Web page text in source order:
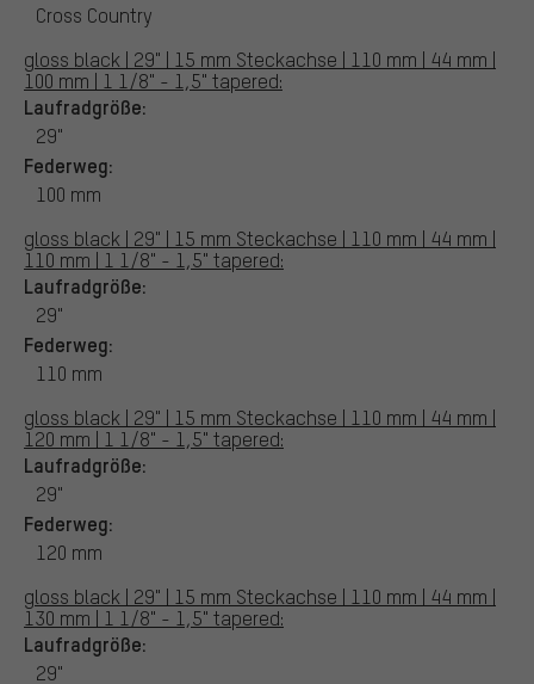
Cross Country
gloss black | 29" | 15 mm Steckachse | 110 mm | 44 mm |
100 mm | 1 1/8" - 1,5" tapered:
Laufradgröße:
29"
Federweg:
100 mm
gloss black | 29" | 15 mm Steckachse | 110 mm | 44 mm |
110 mm | 1 1/8" - 1,5" tapered:
Laufradgröße:
29"
Federweg:
110 mm
gloss black | 29" | 15 mm Steckachse | 110 mm | 44 mm |
120 mm | 1 1/8" - 1,5" tapered:
Laufradgröße:
29"
Federweg:
120 mm
gloss black | 29" | 15 mm Steckachse | 110 mm | 44 mm |
130 mm | 1 1/8" - 1,5" tapered:
Laufradgröße:
29"